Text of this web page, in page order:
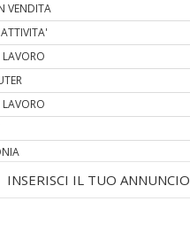
VENDITA
ATTIVITA'
LAVORO
LAVORO
INSERISCI IL TUO ANNUNCIO